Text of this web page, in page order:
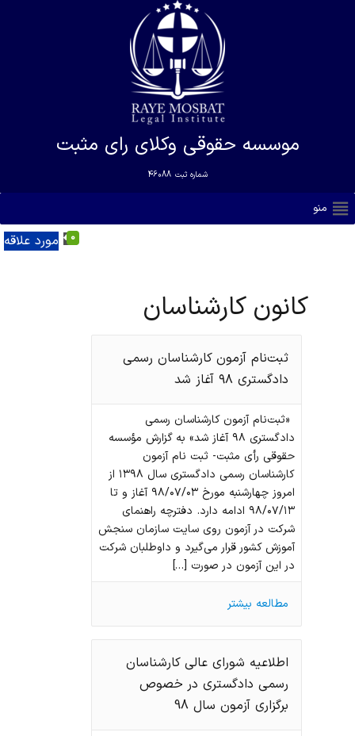
موسسه حقوقی وکلای رای مثبت
شماره ثبت 46088
منو
مورد علاقه 0
کانون کارشناسان
ثبت‌نام آزمون کارشناسان رسمی
دادگستری ۹۸ آغاز شد
«ثبت‌نام آزمون کارشناسان رسمی
دادگستری ۹۸ آغاز شد» به گزارش مؤسسه
حقوقی رأی مثبت- ثبت نام آزمون
کارشناسان رسمی دادگستری سال ۱۳۹۸ از
امروز چهارشنبه مورخ ۹۸/۰۷/۰۳ آغاز و تا
۹۸/۰۷/۱۳ ادامه دارد. دفترچه راهنمای
شرکت در آزمون روی سایت سازمان سنجش
آموزش کشور قرار می‌گیرد و داوطلبان شرکت
در این آزمون در صورت […]
مطالعه بیشتر
اطلاعیه شورای عالی کارشناسان
رسمی دادگستری در خصوص
برگزاری آزمون سال 98